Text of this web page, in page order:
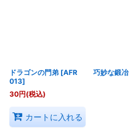
ドラゴンの門弟 [AFR
013]
30円(税込)
カートに入れる
巧妙な鍛冶